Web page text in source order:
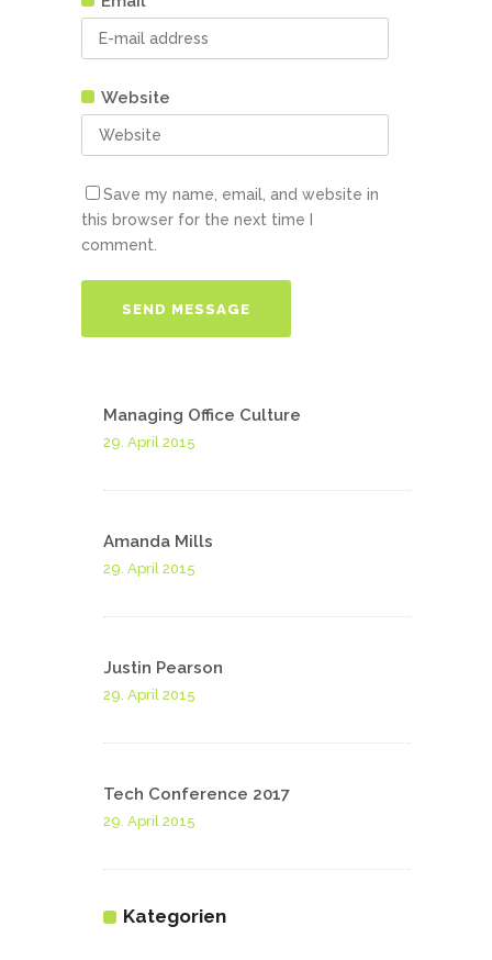
Website
Save my name, email, and website in
this browser for the next time I
comment.
Managing Office Culture
29. April 2015
Amanda Mills
29. April 2015
Justin Pearson
29. April 2015
Tech Conference 2017
29. April 2015
Kategorien